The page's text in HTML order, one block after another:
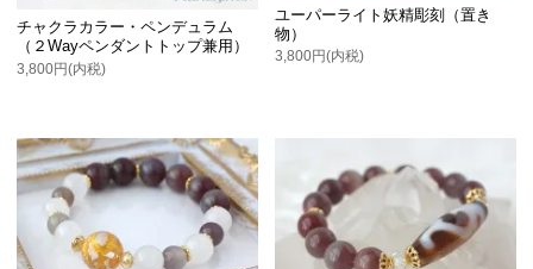
チャクラカラー・ペンデュラム
（２Wayペンダントトップ兼用）
3,800円(内税)
ユーパーライト妖精彫刻（置き
物）
3,800円(内税)